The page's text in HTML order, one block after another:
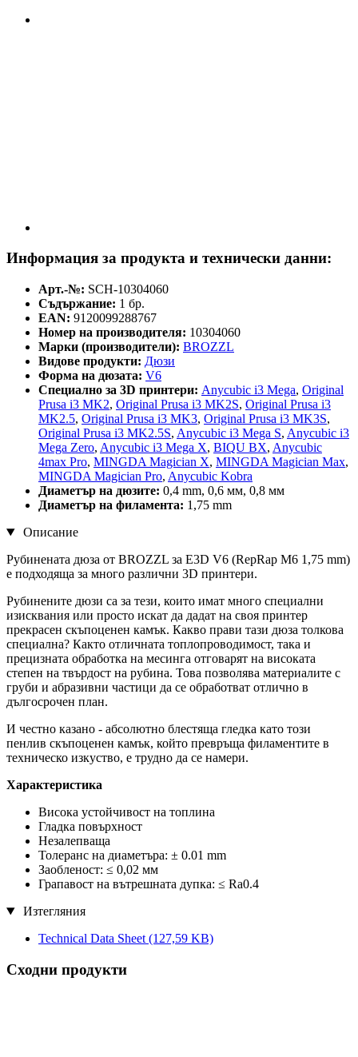
Информация за продукта и технически данни:
Арт.-№: SCH-10304060
Съдържание: 1 бр.
EAN: 9120099288767
Номер на производителя: 10304060
Марки (производители): BROZZL
Видове продукти: Дюзи
Форма на дюзата: V6
Специално за 3D принтери: Anycubic i3 Mega, Original
Prusa i3 MK2, Original Prusa i3 MK2S, Original Prusa i3
MK2.5, Original Prusa i3 MK3, Original Prusa i3 MK3S,
Original Prusa i3 MK2.5S, Anycubic i3 Mega S, Anycubic i3
Mega Zero, Anycubic i3 Mega X, BIQU BX, Anycubic
4max Pro, MINGDA Magician X, MINGDA Magician Max,
MINGDA Magician Pro, Anycubic Kobra
Диаметър на дюзите: 0,4 mm, 0,6 мм, 0,8 мм
Диаметър на филамента: 1,75 mm
Описание
Рубинената дюза от BROZZL за E3D V6 (RepRap M6 1,75 mm)
е подходяща за много различни 3D принтери.
Рубинените дюзи са за тези, които имат много специални
изисквания или просто искат да дадат на своя принтер
прекрасен скъпоценен камък. Какво прави тази дюза толкова
специална? Както отличната топлопроводимост, така и
прецизната обработка на месинга отговарят на високата
степен на твърдост на рубина. Това позволява материалите с
груби и абразивни частици да се обработват отлично в
дългосрочен план.
И честно казано - абсолютно блестяща гледка като този
пенлив скъпоценен камък, който превръща филаментите в
техническо изкуство, е трудно да се намери.
Характеристика
Висока устойчивост на топлина
Гладка повърхност
Незалепваща
Толеранс на диаметъра: ± 0.01 mm
Заобленост: ≤ 0,02 мм
Грапавост на вътрешната дупка: ≤ Ra0.4
Изтегляния
Technical Data Sheet (127,59 KB)
Сходни продукти